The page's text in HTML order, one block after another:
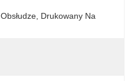
Drukowany Na